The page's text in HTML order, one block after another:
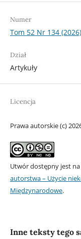
Numer
Tom 52 Nr 134 (2026)
Dział
Artykuły
Licencja
Prawa autorskie (c)
Utwór dostępny jest na
autorstwa – Użycie
Międzynarodowe.
Inne teksty tego